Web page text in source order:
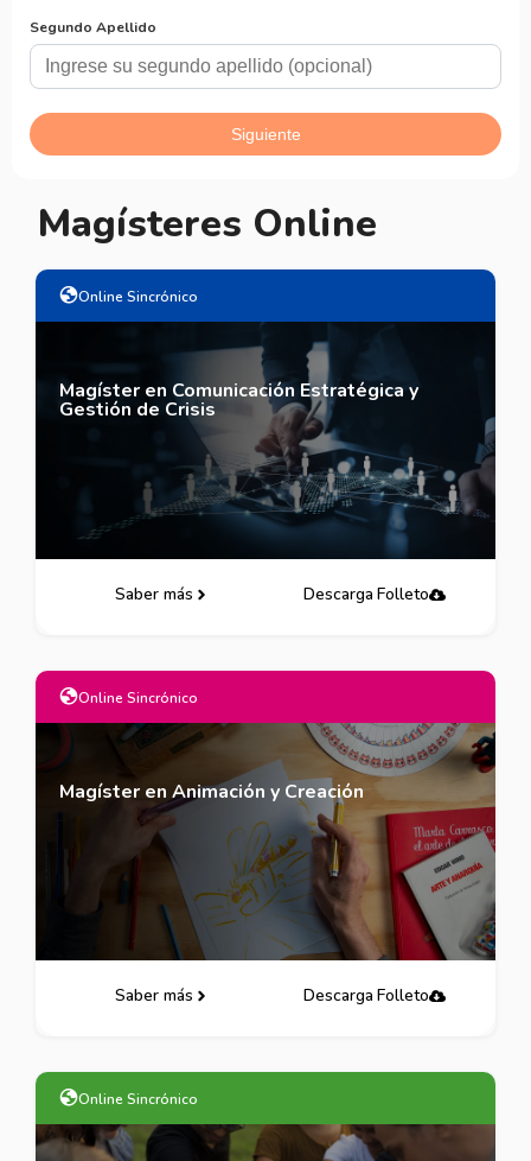
Magísteres Online
Online Sincrónico
Magíster en Comunicación Estratégica y
Gestión de Crisis
Saber más Descarga Folleto
Online Sincrónico
Magíster en Animación y Creación
Saber más Descarga Folleto
Online Sincrónico